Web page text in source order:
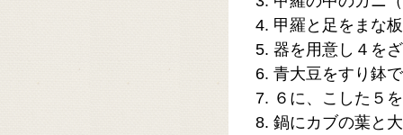
甲羅と足をまな
器を用意し４を
青大豆をすり鉢
６に、こした５
鍋にカブの葉と